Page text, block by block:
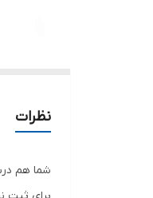
نظرات
شما هم